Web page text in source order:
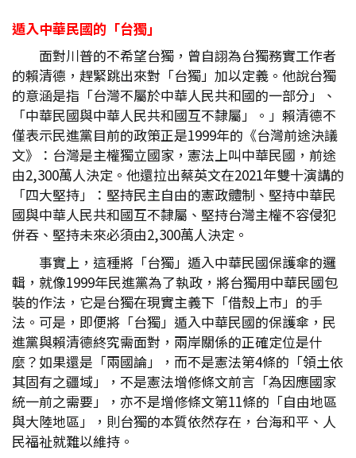
遁入中華民國的「台獨」
面對川普的不希望台獨，曾自詡為台獨務實工作者
的賴清德，趕緊跳出來對「台獨」加以定義。他說台獨
的意涵是指「台灣不屬於中華人民共和國的一部分」、
「中華民國與中華人民共和國互不隸屬」。」賴清德不
僅表示民進黨目前的政策正是1999年的《台灣前途決議
文》：台灣是主權獨立國家，憲法上叫中華民國，前途
由2,300萬人決定。他還拉出蔡英文在2021年雙十演講的
「四大堅持」：堅持民主自由的憲政體制、堅持中華民
國與中華人民共和國互不隸屬、堅持台灣主權不容侵犯
併吞、堅持未來必須由2,300萬人決定。
事實上，這種將「台獨」遁入中華民國保護傘的邏
輯，就像1999年民進黨為了執政，將台獨用中華民國包
裝的作法，它是台獨在現實主義下「借殼上市」的手
法。可是，即便將「台獨」遁入中華民國的保護傘，民
進黨與賴清德終究需面對，兩岸關係的正確定位是什
麼？如果還是「兩國論」，而不是憲法第4條的「領土依
其固有之疆域」，不是憲法增修條文前言「為因應國家
統一前之需要」，亦不是增修條文第11條的「自由地區
與大陸地區」，則台獨的本質依然存在，台海和平、人
民福祉就難以維持。